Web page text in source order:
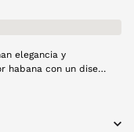
elegancia y
habana con un diseño
ligera y sus